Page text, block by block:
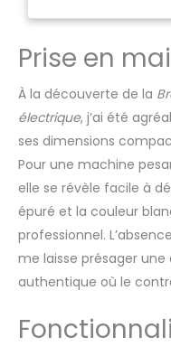
Prise en
À la découverte de la
électrique, j’ai été
ses dimensions
Pour une machine
elle se révèle facile à
épuré et la couleur
professionnel.
me laisse présager
authentique où le